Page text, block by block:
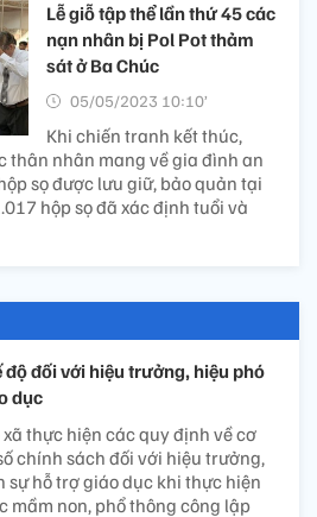
Lễ giỗ tập thể lần thứ 45 các
nạn nhân bị Pol Pot thảm
sát ở Ba Chúc
05/05/2023 10:10’
Khi chiến tranh kết thúc,
thân nhân mang về gia đình an
sọ được lưu giữ, bảo quản tại
hộp sọ đã xác định tuổi và
độ đối với hiệu trưởng, hiệu phó
dục
thực hiện các quy định về cơ
chính sách đối với hiệu trưởng,
sự hỗ trợ giáo dục khi thực hiện
mầm non, phổ thông công lập